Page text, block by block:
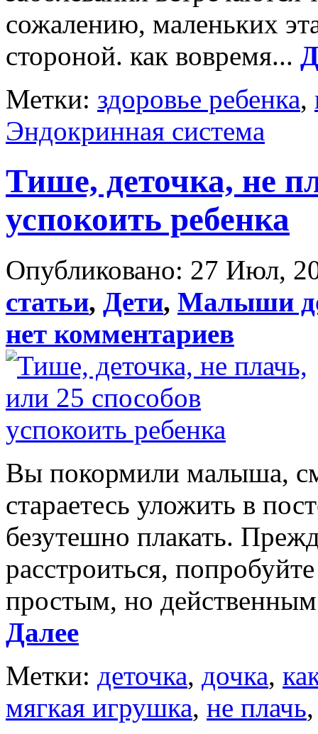
сожалению, маленьких
стороной. как вовремя...
Метки: здоровье ребенка,
Эндокринная система
Тише, деточка, не
успокоить ребенка
Опубликовано: 27 Июл,
статьи, Дети, Малыши
нет комментариев
Вы покормили малыша,
стараетесь уложить в
безутешно плакать.
расстроиться,
простым, но
Далее
Метки: деточка, дочка,
мягкая игрушка, не плачь